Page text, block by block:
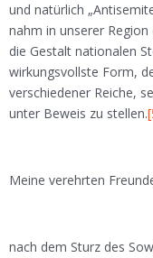
und natürlich
nahm in unserer
die Gestalt nationalen
wirkungsvollste Form,
verschiedener Reiche,
unter Beweis zu stellen.
Meine verehrten
nach dem Sturz des